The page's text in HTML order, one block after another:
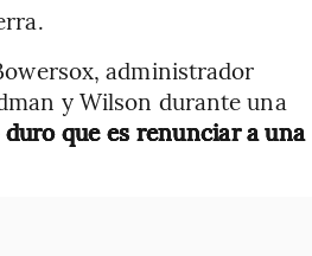
administrador
y Wilson durante una
que es renunciar a una